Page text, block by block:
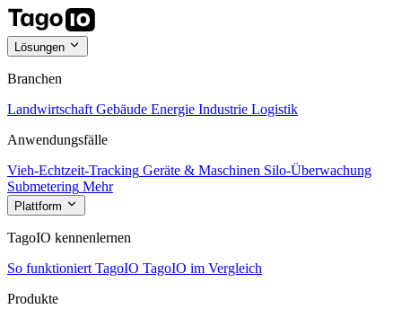
Lösungen
Branchen
Landwirtschaft Gebäude Energie Industrie Logistik
Anwendungsfälle
Vieh-Echtzeit-Tracking Geräte & Maschinen Silo-Überwachung
Submetering Mehr
Plattform
TagoIO kennenlernen
So funktioniert TagoIO TagoIO im Vergleich
Produkte